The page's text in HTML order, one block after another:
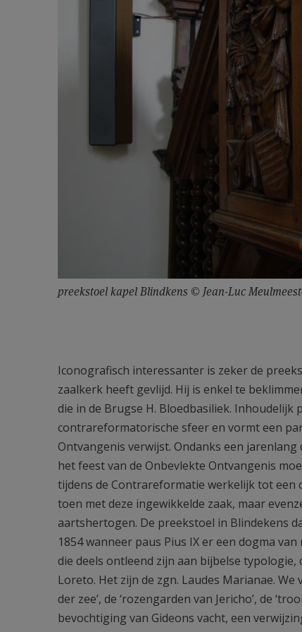
preekstoel kapel Blindkens © Jean-Luc
Iconografisch interessanter is zeker de
zaalkerk heeft gevlijd. Hij is enkel te
die in de Brugse H. Bloedbasiliek. Inhoudelijk
contrareformatorische sfeer en vormt een
Ontvangenis verwijst. Ondanks een
het feest van de Onbevlekte Ontvangenis
tijdens de Contrareformatie werkelijk tot een
toen met deze ingewikkelde zaak, maar
aartshertogen. De preekstoel in Blindekens
1854 wanneer paus Pius IX er een dogma
die deels ontleend zijn aan bijbelse
Loreto. Het zijn de zgn. Laudes Marianae. We
der zee’, de ‘rozengarden van Jericho’, de
bevochtiging van Gideons vacht, een